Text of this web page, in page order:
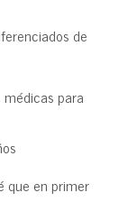
de
para
que en primer